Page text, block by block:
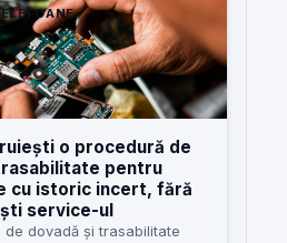
o procedură de
pentru
cu istoric incert, fără
service-ul
de dovadă și trasabilitate